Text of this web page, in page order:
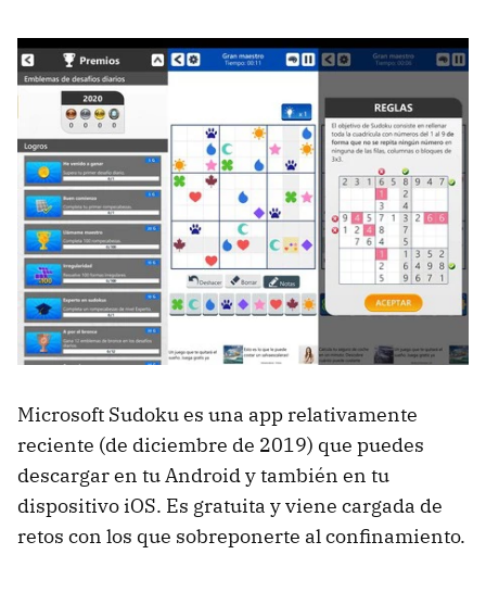
Microsoft Sudoku es una app relativamente
reciente (de diciembre de 2019) que puedes
descargar en tu Android y también en tu
dispositivo iOS. Es gratuita y viene cargada de
retos con los que sobreponerte al confinamiento.